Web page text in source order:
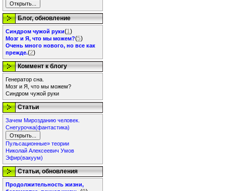
Блог, обновление
Синдром чужой руки(1)
Мозг и Я, что мы можем?(5)
Очень много нового, но все как
прежде.(2)
Коммент к блогу
Генератор сна.
Мозг и Я, что мы можем?
Синдром чужой руки
Статьи
Зачем Мирозданию человек.
Снегурочка(фантастика)
Пульсационные» теории
Николай Алексеевич Умов
Эфир(вакуум)
Статьи, обновления
Продолжительность жизни,